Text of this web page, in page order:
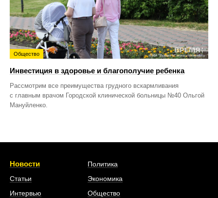
Общество
Инвестиция в здоровье и благополучие ребенка
Рассмотрим все преимущества грудного вскармливания
с главным врачом Городской клинической больницы №40 Ольгой
Мануйленко.
Новости
Статьи
Интервью
Политика
Экономика
Общество